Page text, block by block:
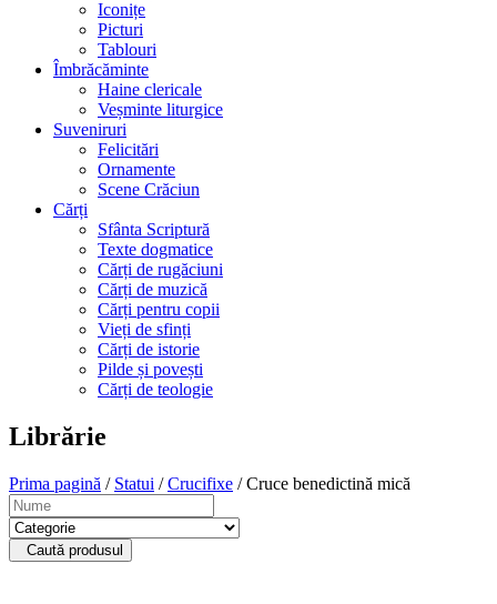
Iconițe
Picturi
Tablouri
Îmbrăcăminte
Haine clericale
Veșminte liturgice
Suveniruri
Felicitări
Ornamente
Scene Crăciun
Cărți
Sfânta Scriptură
Texte dogmatice
Cărți de rugăciuni
Cărți de muzică
Cărți pentru copii
Vieți de sfinți
Cărți de istorie
Pilde și povești
Cărți de teologie
Librărie
Prima pagină / Statui /Crucifixe / Cruce benedictină mică
Caută produsul